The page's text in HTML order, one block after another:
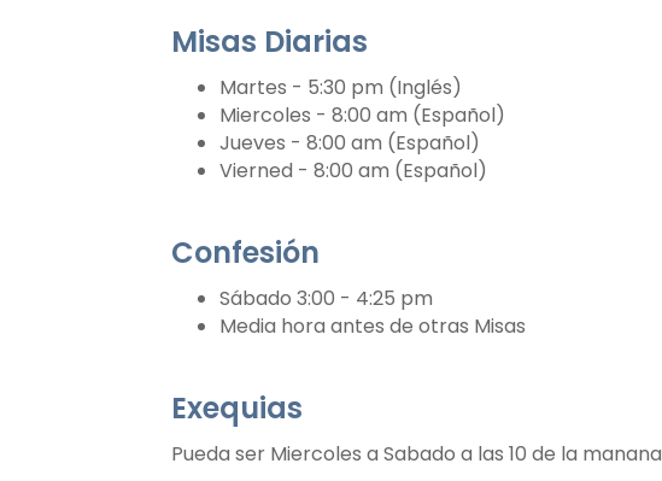
Misas Diarias
Martes - 5:30 pm (Inglés)
Miercoles - 8:00 am (Español)
Jueves - 8:00 am (Español)
Vierned - 8:00 am (Español)
Confesión
Sábado 3:00 - 4:25 pm
Media hora antes de otras Misas
Exequias
Pueda ser Miercoles a Sabado a las 10 de la manana